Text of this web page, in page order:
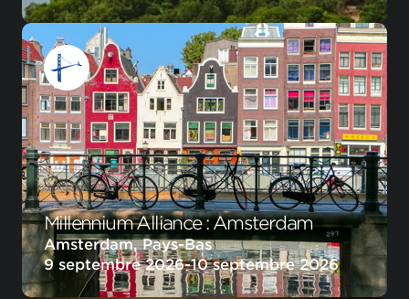
Millennium Alliance : Amsterdam
Amsterdam, Pays-Bas
9 septembre 2026-10 septembre 2026